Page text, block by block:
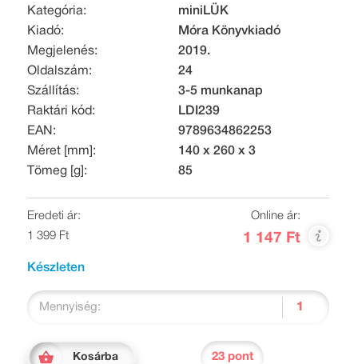
Kategória:
miniLÜK
Kiadó:
Móra Könyvkiadó
Megjelenés:
2019.
Oldalszám:
24
Szállítás:
3-5 munkanap
Raktári kód:
LDI239
EAN:
9789634862253
Méret [mm]:
140 x 260 x 3
Tömeg [g]:
85
Eredeti ár:
1 399 Ft
Online ár:
1 147 Ft
Készleten
Mennyiség:
Kosárba 23 pont